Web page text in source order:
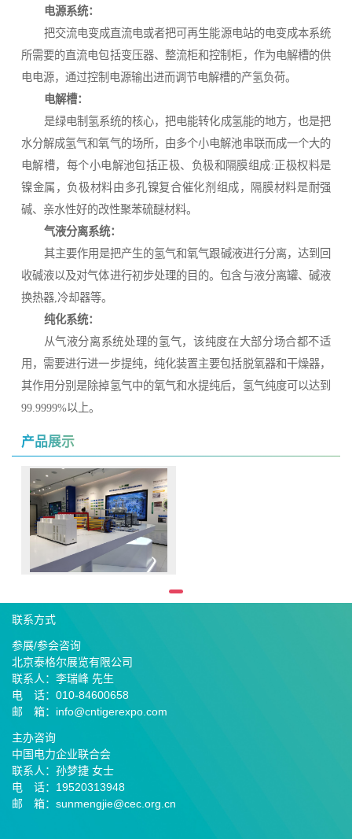
电源系统：
把交流电变成直流电或者把可再生能源电站的电变成本系统
所需要的直流电包括变压器、整流柜和控制柜，作为电解槽的供
电电源，通过控制电源输出进而调节电解槽的产氢负荷。
电解槽：
是绿电制氢系统的核心，把电能转化成氢能的地方，也是把
水分解成氢气和氧气的场所，由多个小电解池串联而成一个大的
电解槽，每个小电解池包括正极、负极和隔膜组成:正极权料是
镍金属，负极材料由多孔镍复合催化剂组成，隔膜材料是耐强
碱、亲水性好的改性聚苯硫醚材料。
气液分离系统：
其主要作用是把产生的氢气和氧气跟碱液进行分离，达到回
收碱液以及对气体进行初步处理的目的。包含与液分离罐、碱液
换热器,冷却器等。
纯化系统：
从气液分离系统处理的氢气，该纯度在大部分场合都不适
用，需要进行进一步提纯，纯化装置主要包括脱氧器和干燥器，
其作用分别是除掉氢气中的氧气和水提纯后，氢气纯度可以达到
99.9999%以上。
产品展示
联系方式
参展/参会咨询
北京泰格尔展览有限公司
联系人：李瑞峰 先生
电 话：010-84600658
邮 箱：info@cntigerexpo.com
主办咨询
中国电力企业联合会
联系人：孙梦捷 女士
电 话：19520313948
邮 箱：sunmengjie@cec.org.cn